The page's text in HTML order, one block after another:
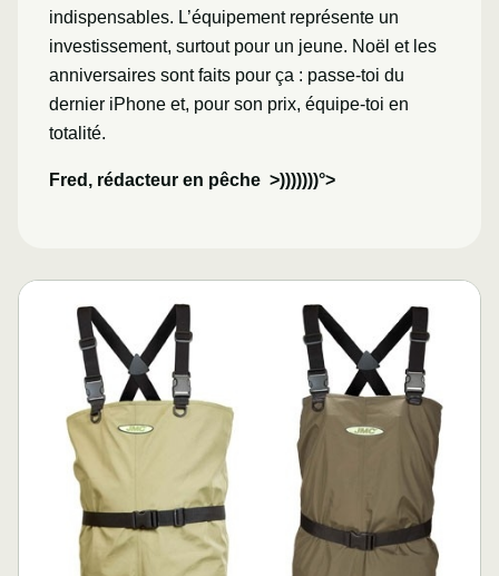
indispensables. L’équipement représente un
investissement, surtout pour un jeune. Noël et les
anniversaires sont faits pour ça : passe-toi du
dernier iPhone et, pour son prix, équipe-toi en
totalité.
Fred, rédacteur en pêche >)))))))°>